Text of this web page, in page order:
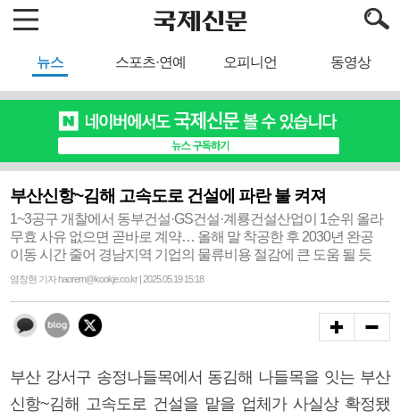
뉴스 스포츠·연예 오피니언 동영상
부산신항~김해 고속도로 건설에 파란 불 켜져
1~3공구 개찰에서 동부건설·GS건설·계룡건설산업이 1순위 올라
무효 사유 없으면 곧바로 계약… 올해 말 착공한 후 2030년 완공
이동 시간 줄어 경남지역 기업의 물류비용 절감에 큰 도움 될 듯
염창현 기자 haorem@kookje.co.kr | 2025.05.19 15:18
부산 강서구 송정나들목에서 동김해 나들목을 잇는 부산
신항~김해 고속도로 건설을 맡을 업체가 사실상 확정됐